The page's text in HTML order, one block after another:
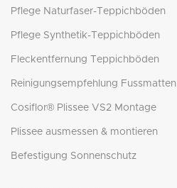
Pflege Naturfaser-Teppichböden
Pflege Synthetik-Teppichböden
Fleckentfernung Teppichböden
Reinigungsempfehlung Fussmatten
Cosiflor® Plissee VS2 Montage
Plissee ausmessen & montieren
Befestigung Sonnenschutz